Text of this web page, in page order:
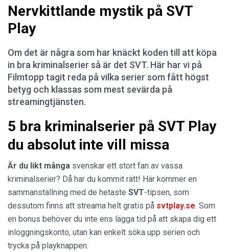
Nervkittlande mystik på SVT
Play
Om det är några som har knäckt koden till att köpa
in bra kriminalserier så är det SVT. Här har vi på
Filmtopp tagit reda på vilka serier som fått högst
betyg och klassas som mest sevärda på
streamingtjänsten.
5 bra kriminalserier på SVT Play
du absolut inte vill missa
Är du likt många svenskar ett stort fan av vassa
kriminalserier? Då har du kommit rätt! Här kommer en
sammanställning med de hetaste SVT-tipsen, som
dessutom finns att streama helt gratis på svtplay.se. Som
en bonus behöver du inte ens lägga tid på att skapa dig ett
inloggningskonto, utan kan enkelt söka upp serien och
trycka på playknappen.